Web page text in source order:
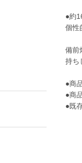
●約
個性
備前
持ち
●商
●商
●既